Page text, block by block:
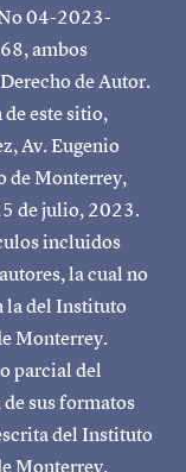
04-2023-
ambos
de Autor.
este sitio,
Av. Eugenio
de Monterrey,
de julio, 2023.
incluidos
la cual no
la del Instituto
Monterrey.
parcial del
sus formatos
del Instituto
Monterrey.